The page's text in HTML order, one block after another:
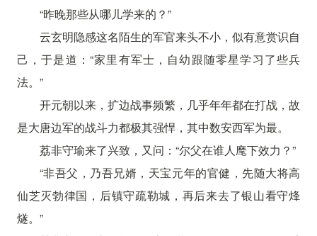
“昨晚那些从哪儿学来的？”
云玄明隐感这名陌生的军官来头不小，似有意赏识自
己，于是道：“家里有军士，自幼跟随零星学习了些兵
法。”
开元朝以来，扩边战事频繁，几乎年年都在打战，故
是大唐边军的战斗力都极其强悍，其中数安西军为最。
荔非守瑜来了兴致，又问：“尔父在谁人麾下效力？”
“非吾父，乃吾兄婿，天宝元年的官健，先随大将高
仙芝灭勃律国，后镇守疏勒城，再后来去了银山看守烽
燧。”